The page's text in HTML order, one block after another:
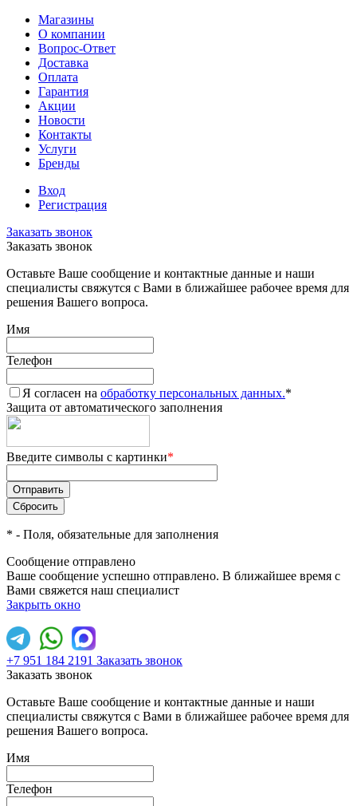
Магазины
О компании
Вопрос-Ответ
Доставка
Оплата
Гарантия
Акции
Новости
Контакты
Услуги
Бренды
Вход
Регистрация
Заказать звонок
Заказать звонок
Оставьте Ваше сообщение и контактные данные и наши
специалисты свяжутся с Вами в ближайшее рабочее время для
решения Вашего вопроса.
Имя
Телефон
Я согласен на обработку персональных данных.*
Защита от автоматического заполнения
Введите символы с картинки*
* - Поля, обязательные для заполнения
Сообщение отправлено
Ваше сообщение успешно отправлено. В ближайшее время с
Вами свяжется наш специалист
Закрыть окно
+7 951 184 2191 Заказать звонок
Заказать звонок
Оставьте Ваше сообщение и контактные данные и наши
специалисты свяжутся с Вами в ближайшее рабочее время для
решения Вашего вопроса.
Имя
Телефон